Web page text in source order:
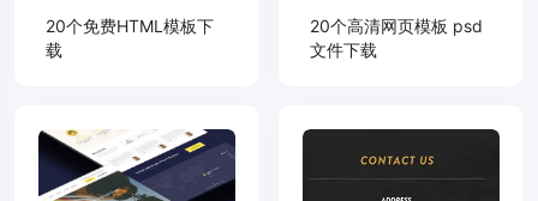
20个免费HTML模板下
载
20个高清网页模板 psd
文件下载